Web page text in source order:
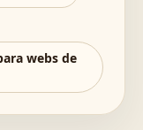
webs de